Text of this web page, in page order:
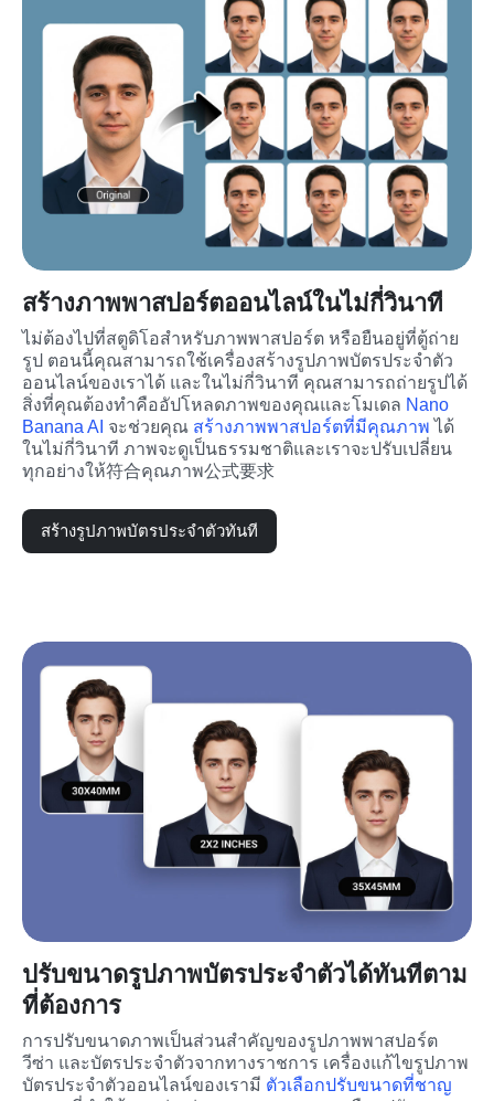
สร้างภาพพาสปอร์ตออนไลน์ในไม่กี่วินาที
ไม่ต้องไปที่สตูดิโอสำหรับภาพพาสปอร์ต หรือยืนอยู่ที่ตู้ถ่าย
รูป ตอนนี้คุณสามารถใช้เครื่องสร้างรูปภาพบัตรประจำตัว
ออนไลน์ของเราได้ และในไม่กี่วินาที คุณสามารถถ่ายรูปได้
สิ่งที่คุณต้องทำคืออัปโหลดภาพของคุณและโมเดล Nano
Banana AI จะช่วยคุณ สร้างภาพพาสปอร์ตที่มีคุณภาพ ได้
ในไม่กี่วินาที ภาพจะดูเป็นธรรมชาติและเราจะปรับเปลี่ยน
ทุกอย่างให้符合คุณภาพ公式要求
สร้างรูปภาพบัตรประจำตัวทันที
ปรับขนาดรูปภาพบัตรประจำตัวได้ทันทีตาม
ที่ต้องการ
การปรับขนาดภาพเป็นส่วนสำคัญของรูปภาพพาสปอร์ต
วีซ่า และบัตรประจำตัวจากทางราชการ เครื่องแก้ไขรูปภาพ
บัตรประจำตัวออนไลน์ของเรามี ตัวเลือกปรับขนาดที่ชาญ